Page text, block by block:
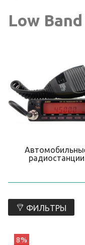
Low
радиостанции
ФИЛЬТРЫ
8%